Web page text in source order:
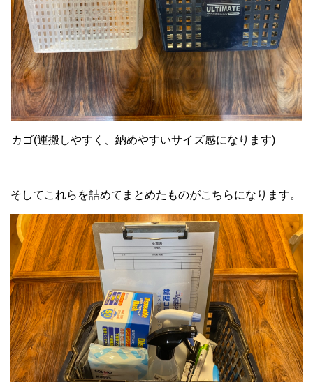
カゴ(運搬しやすく、納めやすいサイズ感になります)
そしてこれらを詰めてまとめたものがこちらになります。